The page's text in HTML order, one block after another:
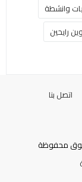
وانشطة
رايحين
اتصل بنا